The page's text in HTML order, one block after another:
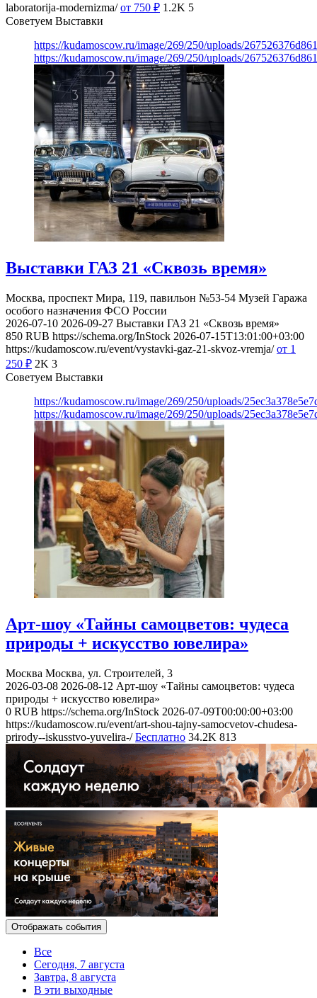
laboratorija-modernizma/ от 750 ₽ 1.2K 5
Советуем Выставки
https://kudamoscow.ru/image/269/250/uploads/
https://kudamoscow.ru/image/269/250/uploads/
Выставки ГАЗ 21 «Сквозь время»
Москва, проспект Мира, 119, павильон №53-54 Музей Гаража
особого назначения ФСО России
2026-07-10 2026-09-27 Выставки ГАЗ 21 «Сквозь время»
850 RUB https://schema.org/InStock 2026-07-15T13:01:00+03:00
https://kudamoscow.ru/event/vystavki-gaz-21-skvoz-vremja/ от 1
250 ₽ 2K 3
Советуем Выставки
https://kudamoscow.ru/image/269/250/uploads/
https://kudamoscow.ru/image/269/250/uploads/
Арт-шоу «Тайны самоцветов: чудеса
природы + искусство ювелира»
Москва Москва, ул. Строителей, 3
2026-03-08 2026-08-12 Арт-шоу «Тайны самоцветов: чудеса
природы + искусство ювелира»
0 RUB https://schema.org/InStock 2026-07-09T00:00:00+03:00
https://kudamoscow.ru/event/art-shou-tajny-samocvetov-chudesa-
prirody--iskusstvo-yuvelira-/ Бесплатно 34.2K 813
Отображать события
Все
Сегодня, 7 августа
Завтра, 8 августа
В эти выходные